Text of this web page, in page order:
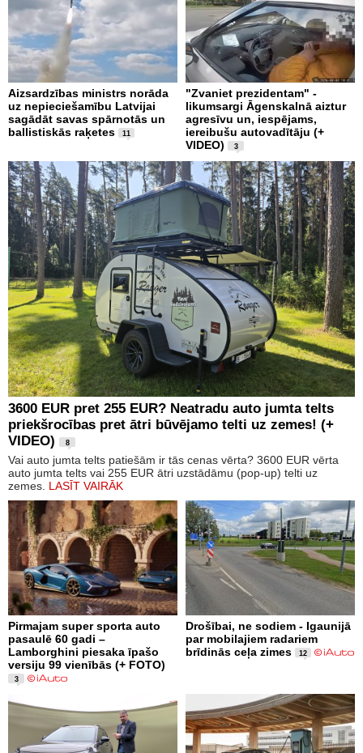
Aizsardzības ministrs norāda
uz nepieciešamību Latvijai
sagādāt savas spārnotās un
ballistiskās raķetes
11
"Zvaniet prezidentam" -
likumsargi Āgenskalnā aiztur
agresīvu un, iespējams,
iereibušu autovadītāju (+
VIDEO)
3
3600 EUR pret 255 EUR? Neatradu auto jumta telts
priekšrocības pret ātri būvējamo telti uz zemes! (+
VIDEO)
8
Vai auto jumta telts patiešām ir tās cenas vērta? 3600 EUR vērta
auto jumta telts vai 255 EUR ātri uzstādāmu (pop-up) telti uz
zemes. LASĪT VAIRĀK
Pirmajam super sporta auto
pasaulē 60 gadi –
Lamborghini piesaka īpašo
versiju 99 vienībās (+ FOTO)
3
Drošībai, ne sodiem - Igaunijā
par mobilajiem radariem
brīdinās ceļa zimes
12